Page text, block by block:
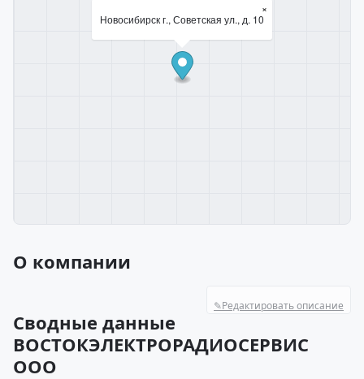
Новосибирск г., Советская ул., д. 10
×
О компании
✎Редактировать описание
Сводные данные
ВОСТОКЭЛЕКТРОРАДИОСЕРВИС
ООО